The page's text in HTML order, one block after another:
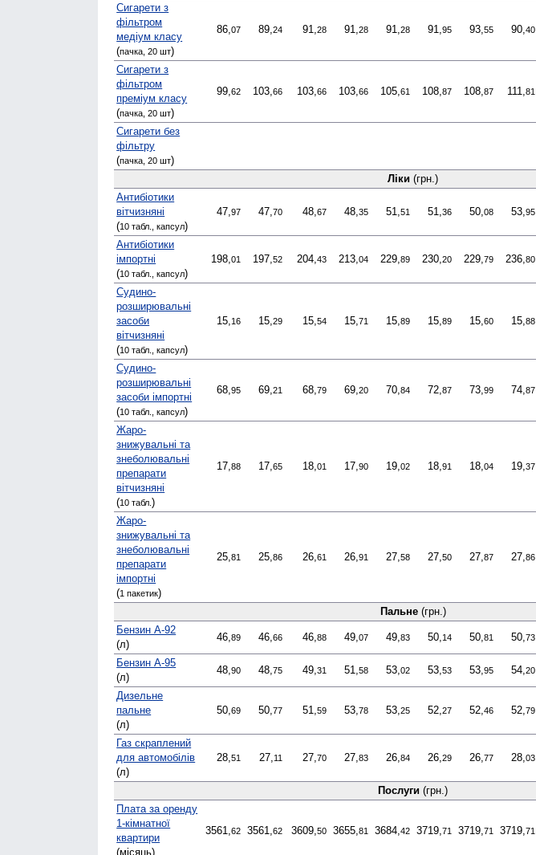
Сигарети з
фільтром
медіум класу
(пачка, 20 шт)
86,07 89,24 91,28 91,28 91,28 91,95 93,55 90,40
Сигарети з
фільтром
преміум класу
(пачка, 20 шт)
99,62 103,66 103,66 103,66 105,61 108,87 108,87 111,81
Сигарети без
фільтру
(пачка, 20 шт)
Ліки (грн.)
Антибіотики
вітчизняні
(10 табл., капсул)
47,97 47,70 48,67 48,35 51,51 51,36 50,08 53,95
Антибіотики
імпортні
(10 табл., капсул)
198,01 197,52 204,43 213,04 229,89 230,20 229,79 236,80
Судино­
розширювальні
засоби
вітчизняні
(10 табл., капсул)
15, 16 15,29 15,54 15,71 15,89 15,89 15,60 15,88
Судино­
розширювальні
засоби імпортні
(10 табл., капсул)
68,95 69,21 68,79 69,20 70,84 72,87 73,99 74,87
Жаро­
знижувальні та
знеболювальні
препарати
вітчизняні
(10 табл. )
17,88 17,65 18,01 17,90 19,02 18,91 18,04 19,37
Жаро­
знижувальні та
знеболювальні
препарати
імпортні
(1 пакетик)
25,81 25,86 26,61 26,91 27,58 27,50 27,87 27,86
Пальне (грн.)
Бензин А-92
(л)
46,89 46,66 46,88 49,07 49,83 50, 14 50,81 50,73
Бензин А-95
(л)
48,90 48,75 49,31 51,58 53,02 53,53 53,95 54,20
Дизельне
пальне
(л)
50,69 50,77 51,59 53,78 53,25 52,27 52,46 52,79
Газ скраплений
для автомобілів
(л)
28,51 27, 11 27,70 27,83 26,84 26,29 26,77 28,03
Послуги (грн.)
Плата за оренду
1-кімнатної
квартири
(місяць)
3561,62 3561,62 3609,50 3655,81 3684,42 3719,71 3719,71 3719,71